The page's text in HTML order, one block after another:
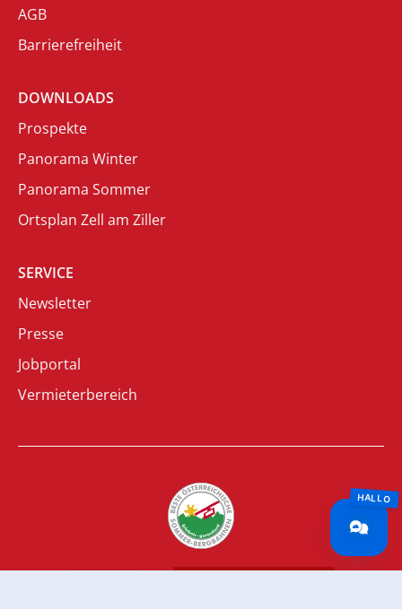
AGB
Barrierefreiheit
DOWNLOADS
Prospekte
Panorama Winter
Panorama Sommer
Ortsplan Zell am Ziller
SERVICE
Newsletter
Presse
Jobportal
Vermieterbereich